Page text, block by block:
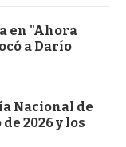
en "Ahora
a Darío
Nacional de
2026 y los